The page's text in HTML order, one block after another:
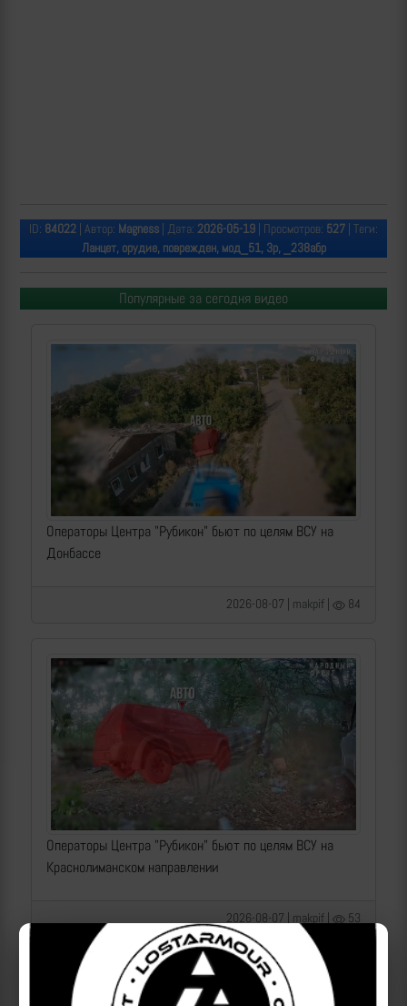
ID: 84022 | Автор: Magness | Дата: 2026-05-19 | Просмотров: 527 | Теги:
Ланцет, орудие, поврежден, мод_51, 3р, _238абр
Популярные за сегодня видео
Операторы Центра "Рубикон" бьют по целям ВСУ на
Донбассе
2026-08-07 | makpif | 84
Операторы Центра "Рубикон" бьют по целям ВСУ на
Краснолиманском направлении
2026-08-07 | makpif | 53